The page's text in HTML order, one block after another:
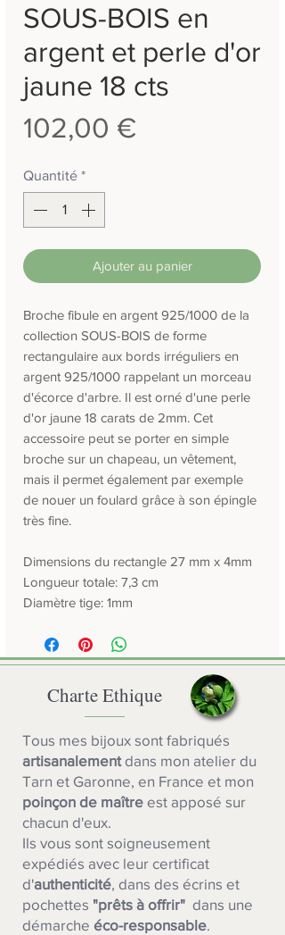
SOUS-BOIS en
argent et perle d'or
jaune 18 cts
102,00 €
Quantité *
Ajouter au panier
Broche fibule en argent 925/1000 de la
collection SOUS-BOIS de forme
rectangulaire aux bords irréguliers en
argent 925/1000 rappelant un morceau
d'écorce d'arbre. Il est orné d'une perle
d'or jaune 18 carats de 2mm. Cet
accessoire peut se porter en simple
broche sur un chapeau, un vêtement,
mais il permet également par exemple
de nouer un foulard grâce à son épingle
très fine.
Dimensions du rectangle 27 mm x 4mm
Longueur totale: 7,3 cm
Diamètre tige: 1mm
Charte Ethique
Tous mes bijoux sont fabriqués
artisanalement dans mon atelier du
Tarn et Garonne, en France et mon
poinçon de maître est apposé sur
chacun d'eux.
Ils vous sont soigneusement
expédiés avec leur certificat
d'authenticité , dans des écrins et
pochettes "prêts à offrir" dans une
démarche éco-responsable